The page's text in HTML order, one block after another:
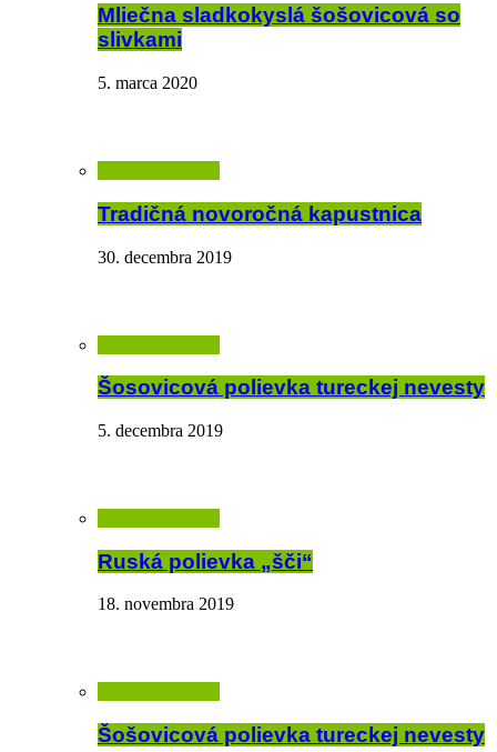
Mliečna sladkokyslá šošovicová so
slivkami
5. marca 2020
Tradičná novoročná kapustnica
30. decembra 2019
Šosovicová polievka tureckej nevesty
5. decembra 2019
Ruská polievka „šči“
18. novembra 2019
Šošovicová polievka tureckej nevesty